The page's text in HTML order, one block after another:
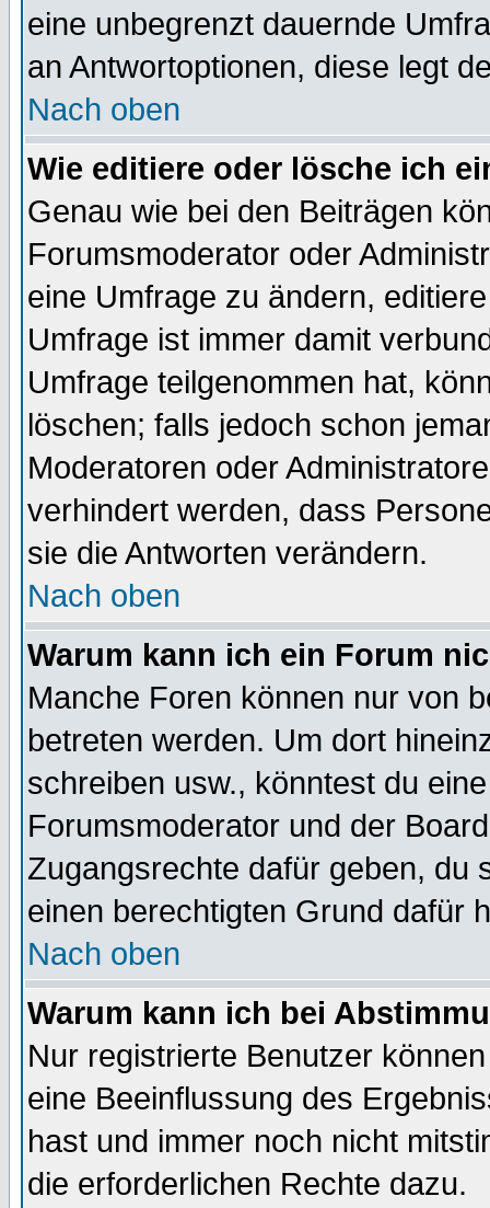
eine unbegrenzt dauernde
an Antwortoptionen, diese legt
Nach oben
Wie editiere oder lösche ich
Genau wie bei den Beiträgen
Forumsmoderator oder
eine Umfrage zu ändern,
Umfrage ist immer damit
Umfrage teilgenommen hat,
löschen; falls jedoch schon
Moderatoren oder
verhindert werden, dass
sie die Antworten verändern.
Nach oben
Warum kann ich ein Forum
Manche Foren können nur von
betreten werden. Um dort
schreiben usw., könntest du
Forumsmoderator und der
Zugangsrechte dafür geben, du
einen berechtigten Grund dafür
Nach oben
Warum kann ich bei
Nur registrierte Benutzer
eine Beeinflussung des
hast und immer noch nicht
die erforderlichen Rechte dazu.